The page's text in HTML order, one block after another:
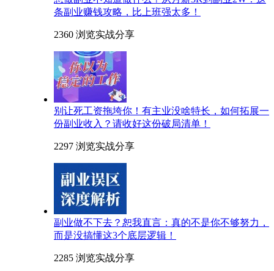
条副业赚钱攻略，比上班强太多！
2360 浏览实战分享
别让死工资拖垮你！有主业没啥特长，如何拓展一
份副业收入？请收好这份破局清单！
2297 浏览实战分享
副业做不下去？恕我直言：真的不是你不够努力，
而是没搞懂这3个底层逻辑！
2285 浏览实战分享